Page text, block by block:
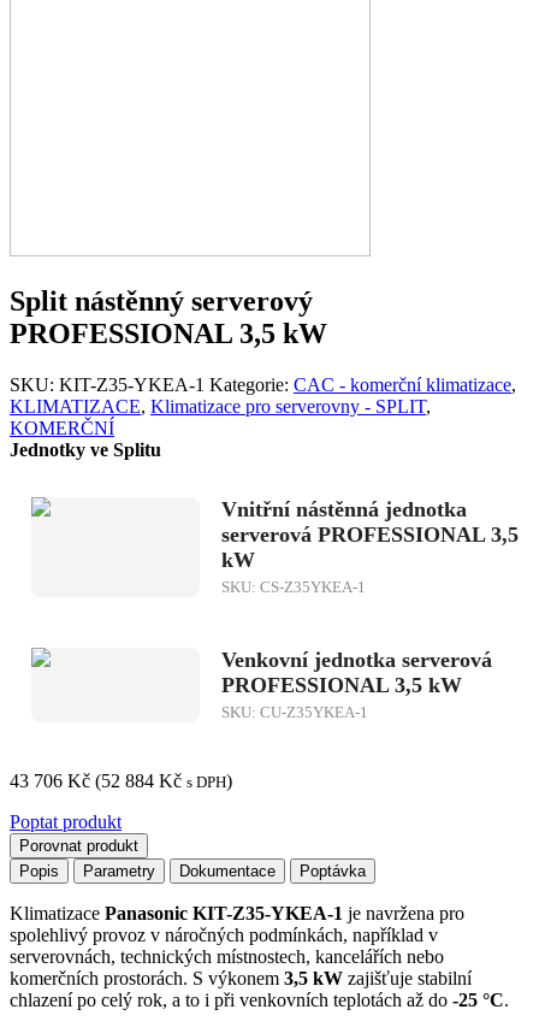
Split nástěnný serverový
PROFESSIONAL 3,5 kW
SKU: KIT-Z35-YKEA-1 Kategorie: CAC - komerční klimatizace,
KLIMATIZACE, Klimatizace pro serverovny - SPLIT,
KOMERČNÍ
Jednotky ve Splitu
Vnitřní nástěnná jednotka
serverová PROFESSIONAL 3,5
kW
SKU: CS-Z35YKEA-1
Venkovní jednotka serverová
PROFESSIONAL 3,5 kW
SKU: CU-Z35YKEA-1
43 706 Kč (52 884 Kč s DPH)
Poptat produkt
Porovnat produkt
Popis
Parametry Dokumentace Poptávka
Klimatizace Panasonic KIT-Z35-YKEA-1 je navržena pro
spolehlivý provoz v náročných podmínkách, například v
serverovnách, technických místnostech, kancelářích nebo
komerčních prostorách. S výkonem 3,5 kW zajišťuje stabilní
chlazení po celý rok, a to i při venkovních teplotách až do -25 °C.